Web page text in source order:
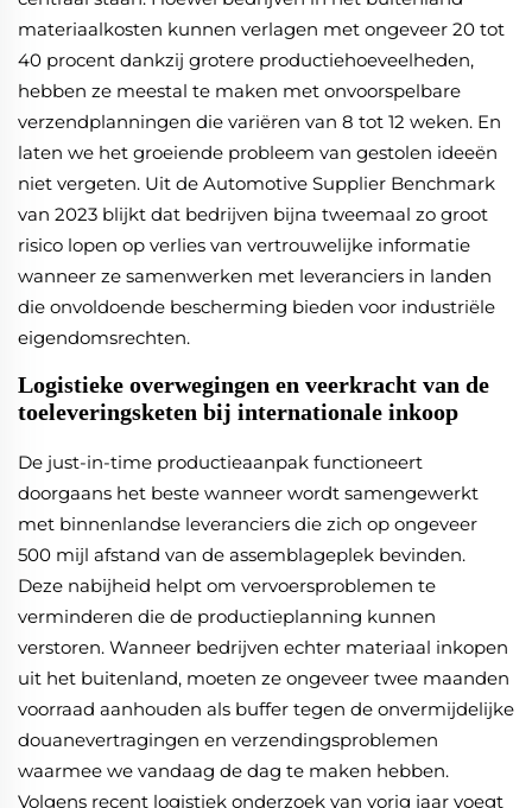
materiaalkosten kunnen verlagen met ongeveer 20 tot
40 procent dankzij grotere productiehoeveelheden,
hebben ze meestal te maken met onvoorspelbare
verzendplanningen die variëren van 8 tot 12 weken. En
laten we het groeiende probleem van gestolen ideeën
niet vergeten. Uit de Automotive Supplier Benchmark
van 2023 blijkt dat bedrijven bijna tweemaal zo groot
risico lopen op verlies van vertrouwelijke informatie
wanneer ze samenwerken met leveranciers in landen
die onvoldoende bescherming bieden voor industriële
eigendomsrechten.
Logistieke overwegingen en veerkracht van de
toeleveringsketen bij internationale inkoop
De just-in-time productieaanpak functioneert
doorgaans het beste wanneer wordt samengewerkt
met binnenlandse leveranciers die zich op ongeveer
500 mijl afstand van de assemblageplek bevinden.
Deze nabijheid helpt om vervoersproblemen te
verminderen die de productieplanning kunnen
verstoren. Wanneer bedrijven echter materiaal inkopen
uit het buitenland, moeten ze ongeveer twee maanden
voorraad aanhouden als buffer tegen de onvermijdelijke
douanevertragingen en verzendingsproblemen
waarmee we vandaag de dag te maken hebben.
Volgens recent logistiek onderzoek van vorig jaar voegt